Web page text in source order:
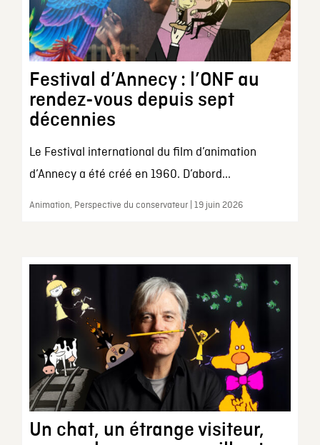
Festival d’Annecy : l’ONF au
rendez-vous depuis sept
décennies
Le Festival international du film d’animation
d’Annecy a été créé en 1960. D’abord...
Animation, Perspective du conservateur | 19 juin 2026
Un chat, un étrange visiteur,